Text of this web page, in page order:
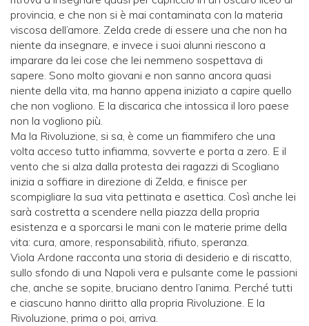
provincia, e che non si è mai contaminata con la materia
viscosa dell’amore. Zelda crede di essere una che non ha
niente da insegnare, e invece i suoi alunni riescono a
imparare da lei cose che lei nemmeno sospettava di
sapere. Sono molto giovani e non sanno ancora quasi
niente della vita, ma hanno appena iniziato a capire quello
che non vogliono. E la discarica che intossica il loro paese
non la vogliono più.
Ma la Rivoluzione, si sa, è come un fiammifero che una
volta acceso tutto infiamma, sovverte e porta a zero. E il
vento che si alza dalla protesta dei ragazzi di Scogliano
inizia a soffiare in direzione di Zelda, e finisce per
scompigliare la sua vita pettinata e asettica. Così anche lei
sarà costretta a scendere nella piazza della propria
esistenza e a sporcarsi le mani con le materie prime della
vita: cura, amore, responsabilità, rifiuto, speranza.
Viola Ardone racconta una storia di desiderio e di riscatto,
sullo sfondo di una Napoli vera e pulsante come le passioni
che, anche se sopite, bruciano dentro l’anima. Perché tutti
e ciascuno hanno diritto alla propria Rivoluzione. E la
Rivoluzione, prima o poi, arriva.